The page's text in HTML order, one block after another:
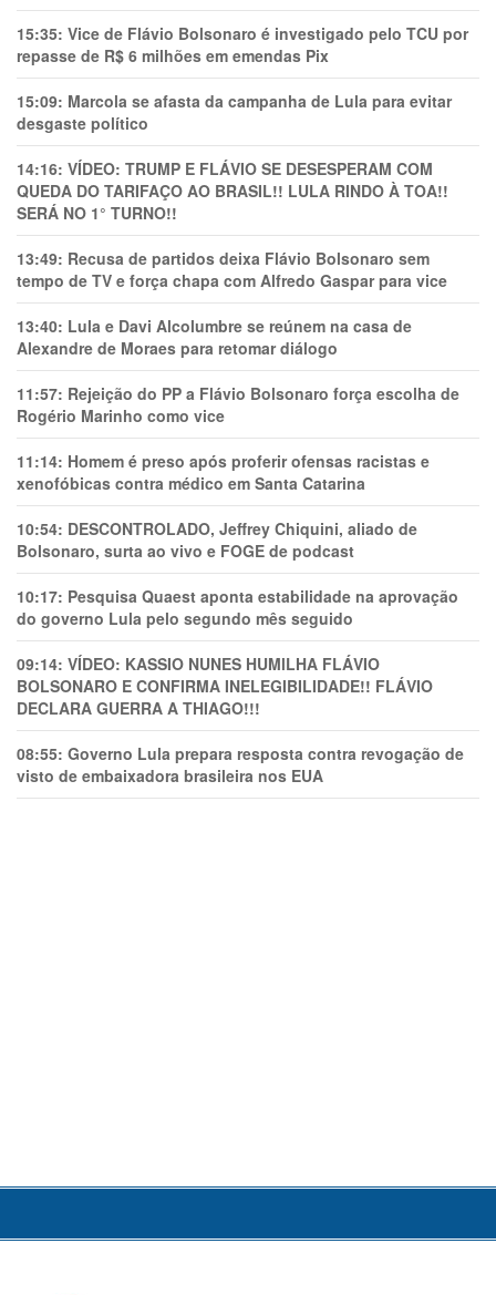
15:35: Vice de Flávio Bolsonaro é investigado pelo TCU por
repasse de R$ 6 milhões em emendas Pix
15:09: Marcola se afasta da campanha de Lula para evitar
desgaste político
14:16: VÍDEO: TRUMP E FLÁVIO SE DESESPERAM COM
QUEDA DO TARIFAÇO AO BRASIL!! LULA RINDO À TOA!!
SERÁ NO 1° TURNO!!
13:49: Recusa de partidos deixa Flávio Bolsonaro sem
tempo de TV e força chapa com Alfredo Gaspar para vice
13:40: Lula e Davi Alcolumbre se reúnem na casa de
Alexandre de Moraes para retomar diálogo
11:57: Rejeição do PP a Flávio Bolsonaro força escolha de
Rogério Marinho como vice
11:14: Homem é preso após proferir ofensas racistas e
xenofóbicas contra médico em Santa Catarina
10:54: DESCONTROLADO, Jeffrey Chiquini, aliado de
Bolsonaro, surta ao vivo e FOGE de podcast
10:17: Pesquisa Quaest aponta estabilidade na aprovação
do governo Lula pelo segundo mês seguido
09:14: VÍDEO: KASSIO NUNES HUMlLHA FLÁVIO
BOLSONARO E CONFIRMA INELEGIBILIDADE!! FLÁVIO
DECLARA GUERRA A THIAGO!!!
08:55: Governo Lula prepara resposta contra revogação de
visto de embaixadora brasileira nos EUA